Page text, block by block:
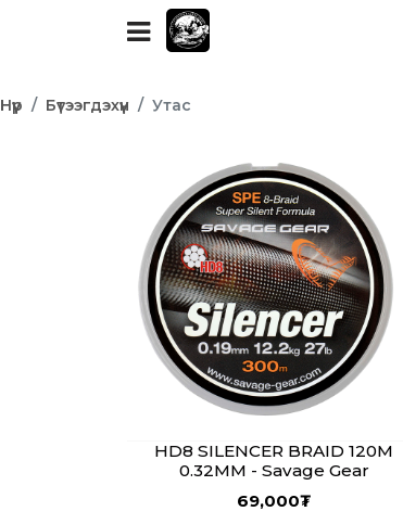
Нүүр Бүтээгдэхүүн Утас
HD8 SILENCER BRAID 120M
0.32MM - Savage Gear
69,000₮